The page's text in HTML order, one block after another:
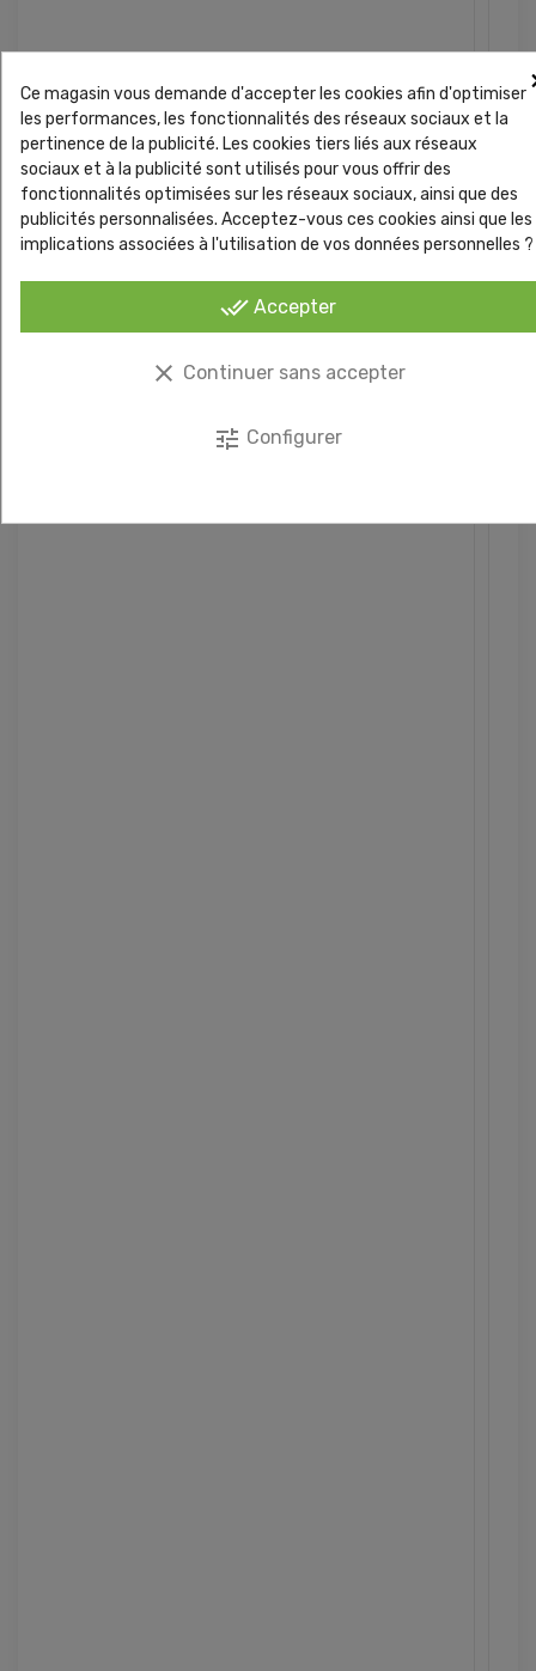
Ce magasin vous demande d'accepter les cookies afin d'optimiser
les performances, les fonctionnalités des réseaux sociaux et la
pertinence de la publicité. Les cookies tiers liés aux réseaux
sociaux et à la publicité sont utilisés pour vous offrir des
fonctionnalités optimisées sur les réseaux sociaux, ainsi que des
publicités personnalisées. Acceptez-vous ces cookies ainsi que les
implications associées à l'utilisation de vos données personnelles ?
done_all Accepter
clear Continuer sans accepter
tune Configurer